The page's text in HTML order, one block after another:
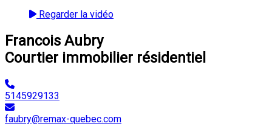
Regarder la vidéo
Francois Aubry
Courtier immobilier résidentiel
5145929133
faubry@remax-quebec.com